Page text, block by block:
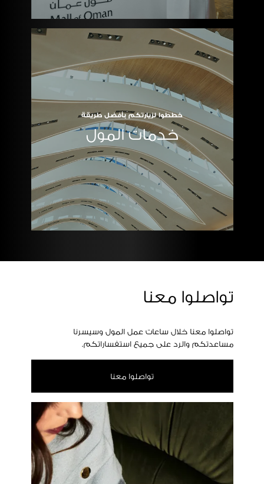
خططوا لزيارتكم بأفضل طريقة
خدمات المول
تواصلوا معنا
تواصلوا معنا خلال ساعات عمل المول وسيسرنا
مساعدتكم والرد على جميع استفساراتكم.
تواصلوا معنا